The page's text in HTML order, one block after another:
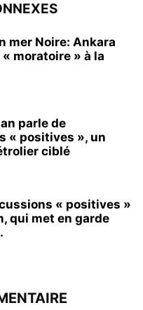
mer Noire: Ankara
moratoire » à la
parle de
« positives », un
ciblé
« positives »
qui met en garde